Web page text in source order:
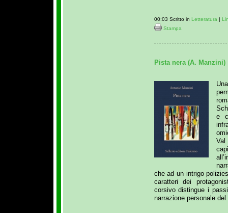
00:03 Scritto in Letteratura |
Stampa
Pista nera (A. Manzini)
e
Val
che ad un intrigo
caratteri dei
corsivo distingue i
narrazione personale